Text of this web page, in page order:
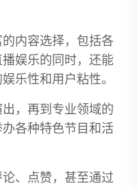
内容选择，包括各
娱乐的同时，还能
乐性和用户粘性。
，再到专业领域的
各种特色节目和活
、点赞，甚至通过